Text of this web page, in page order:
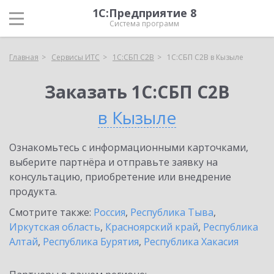
1С:Предприятие 8
Система программ
Главная Сервисы ИТС 1С:СБП C2B 1С:СБП C2B в Кызыле
Заказать 1С:СБП C2B
в Кызыле
Ознакомьтесь с информационными карточками,
выберите партнёра и отправьте заявку на
консультацию, приобретение или внедрение
продукта.
Смотрите также: Россия, Республика Тыва,
Иркутская область, Красноярский край, Республика
Алтай, Республика Бурятия, Республика Хакасия